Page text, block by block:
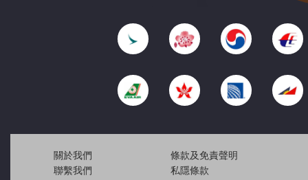
關於我們
聯繫我們
條款及免責聲明
私隱條款